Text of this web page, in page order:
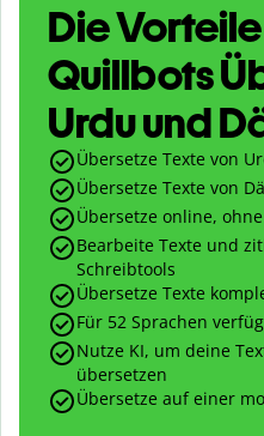
Die
Quillbots
Urdu und
Übersetze Texte von
Übersetze Texte von
Übersetze online,
Bearbeite Texte und
Schreibtools
Übersetze Texte
Für 52 Sprachen
Nutze KI, um deine
übersetzen
Übersetze auf einer